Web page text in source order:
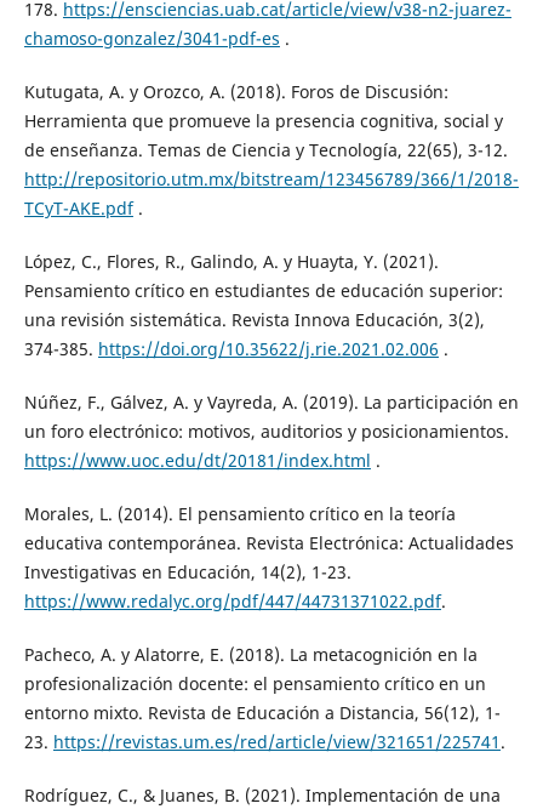
178. https://ensciencias.uab.cat/article/view/v38-n2-juarez-
chamoso-gonzalez/3041-pdf-es .
Kutugata, A. y Orozco, A. (2018). Foros de Discusión:
Herramienta que promueve la presencia cognitiva, social y
de enseñanza. Temas de Ciencia y Tecnología, 22(65), 3-12.
http://repositorio.utm.mx/bitstream/123456789/366/1/2018-
TCyT-AKE.pdf.
López, C., Flores, R., Galindo, A. y Huayta, Y. (2021).
Pensamiento crítico en estudiantes de educación superior:
una revisión sistemática. Revista Innova Educación, 3(2),
374-385. https://doi.org/10.35622/j.rie.2021.02.006 .
Núñez, F., Gálvez, A. y Vayreda, A. (2019). La participación en
un foro electrónico: motivos, auditorios y posicionamientos.
https://www.uoc.edu/dt/20181/index.html .
Morales, L. (2014). El pensamiento crítico en la teoría
educativa contemporánea. Revista Electrónica: Actualidades
Investigativas en Educación, 14(2), 1-23.
https://www.redalyc.org/pdf/447/44731371022.pdf.
Pacheco, A. y Alatorre, E. (2018). La metacognición en la
profesionalización docente: el pensamiento crítico en un
entorno mixto. Revista de Educación a Distancia, 56(12), 1-
23. https://revistas.um.es/red/article/view/321651/225741 .
Rodríguez, C., & Juanes, B. (2021). Implementación de una